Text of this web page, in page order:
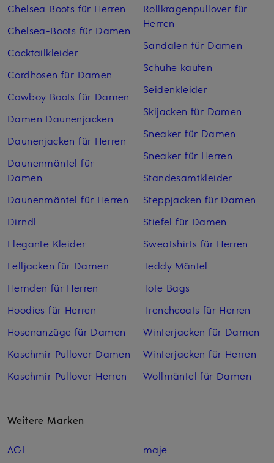
Chelsea Boots für Herren
Chelsea-Boots für Damen
Cocktailkleider
Cordhosen für Damen
Cowboy Boots für Damen
Damen Daunenjacken
Daunenjacken für Herren
Daunenmäntel für
Damen
Daunenmäntel für Herren
Dirndl
Elegante Kleider
Felljacken für Damen
Hemden für Herren
Hoodies für Herren
Hosenanzüge für Damen
Kaschmir Pullover Damen
Kaschmir Pullover Herren
Rollkragenpullover für
Herren
Sandalen für Damen
Schuhe kaufen
Seidenkleider
Skijacken für Damen
Sneaker für Damen
Sneaker für Herren
Standesamtkleider
Steppjacken für Damen
Stiefel für Damen
Sweatshirts für Herren
Teddy Mäntel
Tote Bags
Trenchcoats für Herren
Winterjacken für Damen
Winterjacken für Herren
Wollmäntel für Damen
Weitere Marken
AGL
maje